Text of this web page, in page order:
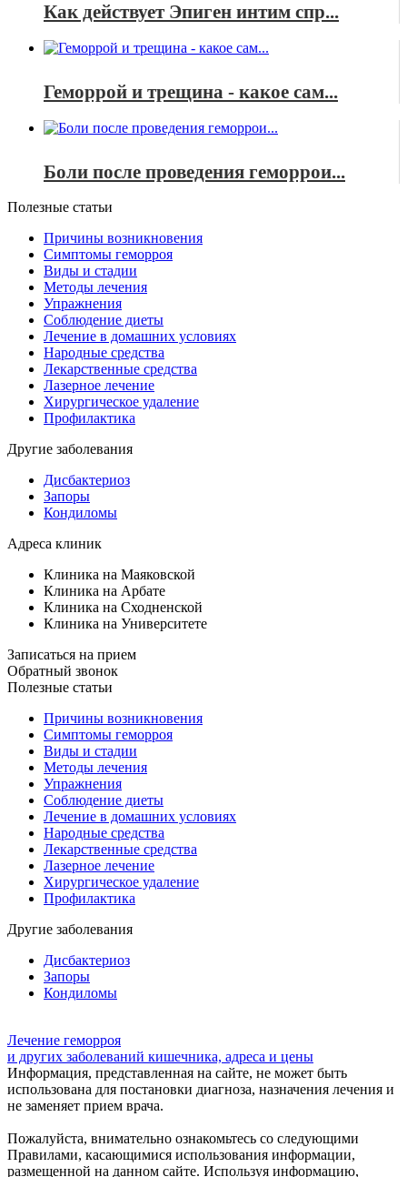
Как действует Эпиген интим спр...
Геморрой и трещина - какое сам...
Боли после проведения геморрои...
Полезные статьи
Причины возникновения
Симптомы геморроя
Виды и стадии
Методы лечения
Упражнения
Соблюдение диеты
Лечение в домашних условиях
Народные средства
Лекарственные средства
Лазерное лечение
Хирургическое удаление
Профилактика
Другие заболевания
Дисбактериоз
Запоры
Кондиломы
Адреса клиник
Клиника на Маяковской
Клиника на Арбате
Клиника на Сходненской
Клиника на Университете
Записаться на прием
Обратный звонок
Полезные статьи
Причины возникновения
Симптомы геморроя
Виды и стадии
Методы лечения
Упражнения
Соблюдение диеты
Лечение в домашних условиях
Народные средства
Лекарственные средства
Лазерное лечение
Хирургическое удаление
Профилактика
Другие заболевания
Дисбактериоз
Запоры
Кондиломы
Лечение геморроя
и других заболеваний кишечника, адреса и цены
Информация, представленная на сайте, не может быть
использована для постановки диагноза, назначения лечения и
не заменяет прием врача.
Пожалуйста, внимательно ознакомьтесь со следующими
Правилами, касающимися использования информации,
размещенной на данном сайте. Используя информацию,